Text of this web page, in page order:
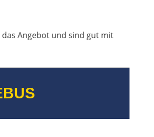
Angebot und sind gut mit